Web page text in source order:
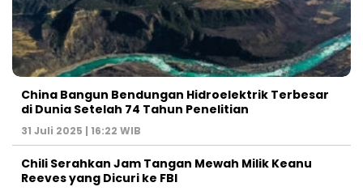
China Bangun Bendungan Hidroelektrik Terbesar
di Dunia Setelah 74 Tahun Penelitian
31 Juli 2025 | 16:22 WIB
Chili Serahkan Jam Tangan Mewah Milik Keanu
Reeves yang Dicuri ke FBI